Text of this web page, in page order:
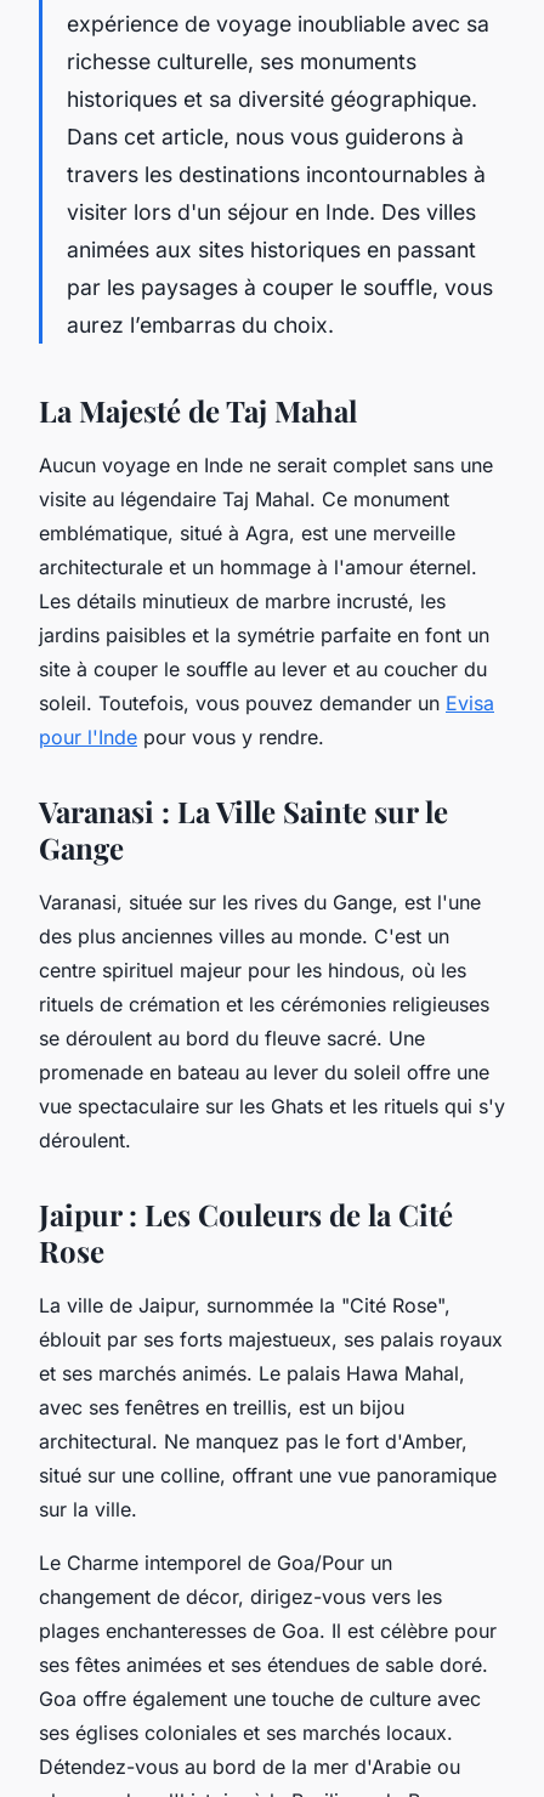
expérience de voyage inoubliable avec sa
richesse culturelle, ses monuments
historiques et sa diversité géographique.
Dans cet article, nous vous guiderons à
travers les destinations incontournables à
visiter lors d'un séjour en Inde. Des villes
animées aux sites historiques en passant
par les paysages à couper le souffle, vous
aurez l’embarras du choix.
La Majesté de Taj Mahal
Aucun voyage en Inde ne serait complet sans une
visite au légendaire Taj Mahal. Ce monument
emblématique, situé à Agra, est une merveille
architecturale et un hommage à l'amour éternel.
Les détails minutieux de marbre incrusté, les
jardins paisibles et la symétrie parfaite en font un
site à couper le souffle au lever et au coucher du
soleil. Toutefois, vous pouvez demander un Evisa
pour l'Inde pour vous y rendre.
Varanasi : La Ville Sainte sur le
Gange
Varanasi, située sur les rives du Gange, est l'une
des plus anciennes villes au monde. C'est un
centre spirituel majeur pour les hindous, où les
rituels de crémation et les cérémonies religieuses
se déroulent au bord du fleuve sacré. Une
promenade en bateau au lever du soleil offre une
vue spectaculaire sur les Ghats et les rituels qui s'y
déroulent.
Jaipur : Les Couleurs de la Cité
Rose
La ville de Jaipur, surnommée la "Cité Rose",
éblouit par ses forts majestueux, ses palais royaux
et ses marchés animés. Le palais Hawa Mahal,
avec ses fenêtres en treillis, est un bijou
architectural. Ne manquez pas le fort d'Amber,
situé sur une colline, offrant une vue panoramique
sur la ville.
Le Charme intemporel de Goa/Pour un
changement de décor, dirigez-vous vers les
plages enchanteresses de Goa. Il est célèbre pour
ses fêtes animées et ses étendues de sable doré.
Goa offre également une touche de culture avec
ses églises coloniales et ses marchés locaux.
Détendez-vous au bord de la mer d'Arabie ou